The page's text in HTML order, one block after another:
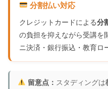
分割払い対応
クレジットカードによる分
の負担を抑えながら受講を
ニ決済・銀行振込・教育ロ
留意点： スタディングは